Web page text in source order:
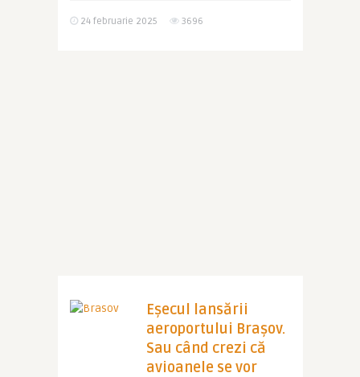
24 februarie 2025 3696
Eșecul lansării
aeroportului Brașov.
Sau când crezi că
avioanele se vor